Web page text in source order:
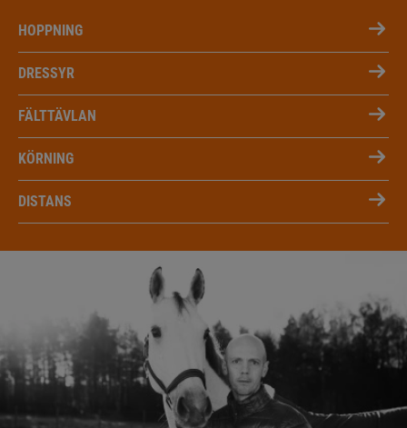
HOPPNING
DRESSYR
FÄLTTÄVLAN
KÖRNING
DISTANS